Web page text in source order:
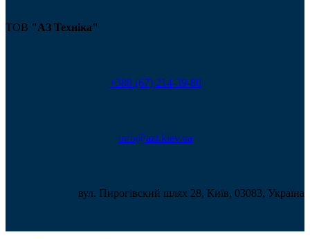
ТОВ "АЗ Техніка"
+380 (67) 214-39-80
info@azt.kiev.ua
вул. Пирогівский шлях 28, Київ, 03083, Україна